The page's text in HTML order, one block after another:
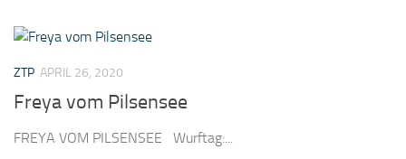
ZTP APRIL 26, 2020
Freya vom Pilsensee
FREYA VOM PILSENSEE Wurftag:...